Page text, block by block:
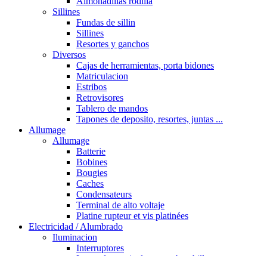
Sillines
Fundas de sillin
Sillines
Resortes y ganchos
Diversos
Cajas de herramientas, porta bidones
Matriculacion
Estribos
Retrovisores
Tablero de mandos
Tapones de deposito, resortes, juntas ...
Allumage
Allumage
Batterie
Bobines
Bougies
Caches
Condensateurs
Terminal de alto voltaje
Platine rupteur et vis platinées
Electricidad / Alumbrado
Iluminacion
Interruptores